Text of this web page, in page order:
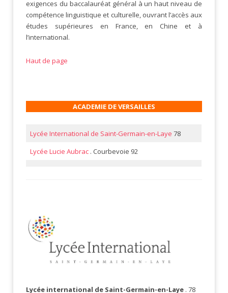
exigences du baccalauréat général à un haut niveau de
compétence linguistique et culturelle, ouvrant l’accès aux
études supérieures en France, en Chine et à
l’international.
Haut de page
ACADEMIE DE VERSAILLES
Lycée International de Saint-Germain-en-Laye 78
Lycée Lucie Aubrac. Courbevoie 92
Lycée international de Saint-Germain-en-Laye . 78